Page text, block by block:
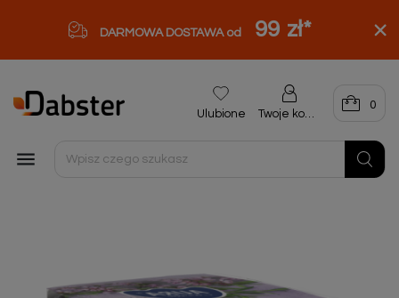
DARMOWA DOSTAWA od 99 zł*

Ulubione Twoje konto
0